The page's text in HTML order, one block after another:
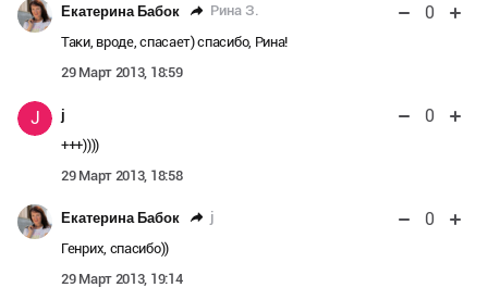
Екатерина Бабок Рина З. 0
Таки, вроде, спасает) спасибо, Рина!
29 Март 2013, 18:59
J j 0
+++))))
29 Март 2013, 18:58
Екатерина Бабок j 0
Генрих, спасибо))
29 Март 2013, 19:14